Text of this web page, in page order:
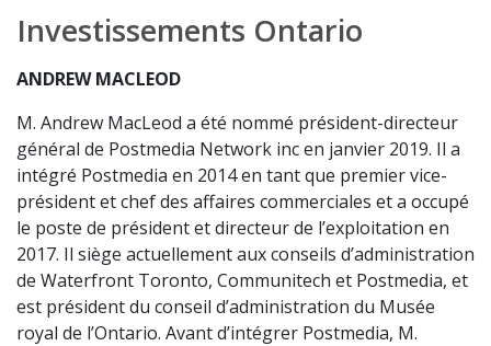
Investissements Ontario
ANDREW MACLEOD
M. Andrew MacLeod a été nommé président-directeur
général de Postmedia Network inc en janvier 2019. Il a
intégré Postmedia en 2014 en tant que premier vice-
président et chef des affaires commerciales et a occupé
le poste de président et directeur de l’exploitation en
2017. Il siège actuellement aux conseils d’administration
de Waterfront Toronto, Communitech et Postmedia, et
est président du conseil d’administration du Musée
royal de l’Ontario. Avant d’intégrer Postmedia, M.